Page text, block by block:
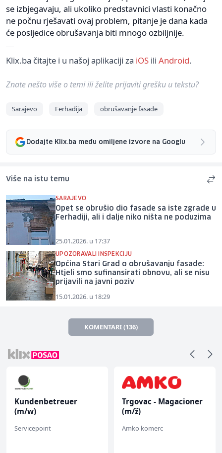
se izbjegavaju, ali ukoliko predstavnici vlasti konačno
ne počnu rješavati ovaj problem, pitanje je dana kada
će posljedice obrušavanja biti mnogo ozbiljnije.
Klix.ba čitajte i u našoj aplikaciji za iOS ili Android.
Znate nešto više o temi ili želite prijaviti grešku u tekstu?
Sarajevo Ferhadija obrušavanje fasade
Dodajte Klix.ba među omiljene izvore na Googlu
Više na istu temu
SARAJEVO
Opet se obrušio dio fasade sa iste zgrade u
Ferhadiji, ali i dalje niko ništa ne poduzima
25.01.2026. u 17:37
UPOZORAVALI INSPEKCIJU
Općina Stari Grad o obrušavanju fasade:
Htjeli smo sufinansirati obnovu, ali se nisu
prijavili na javni poziv
15.01.2026. u 18:29
KOMENTARI (136)
Kundenbetreuer
(m/w)
Servicepoint
Trgovac - Magacioner
(m/ž)
Amko komerc